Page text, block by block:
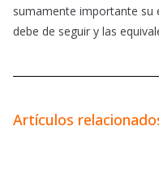
sumamente importante su
debe de seguir y las
Artículos